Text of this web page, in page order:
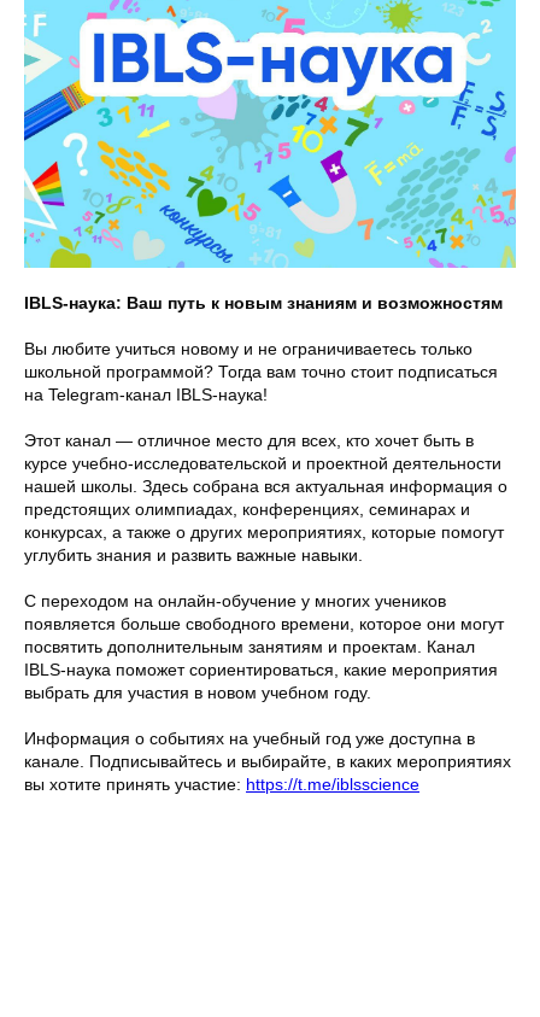
IBLS-наука: Ваш путь к новым знаниям и возможностям
Вы любите учиться новому и не ограничиваетесь только
школьной программой? Тогда вам точно стоит подписаться
на Telegram-канал IBLS-наука!
Этот канал — отличное место для всех, кто хочет быть в
курсе учебно-исследовательской и проектной деятельности
нашей школы. Здесь собрана вся актуальная информация о
предстоящих олимпиадах, конференциях, семинарах и
конкурсах, а также о других мероприятиях, которые помогут
углубить знания и развить важные навыки.
С переходом на онлайн-обучение у многих учеников
появляется больше свободного времени, которое они могут
посвятить дополнительным занятиям и проектам. Канал
IBLS-наука поможет сориентироваться, какие мероприятия
выбрать для участия в новом учебном году.
Информация о событиях на учебный год уже доступна в
канале. Подписывайтесь и выбирайте, в каких мероприятиях
вы хотите принять участие: https://t.me/iblsscience